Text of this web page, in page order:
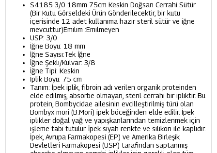
S4185 3/0 18mm 75cm Keskin Doğsan Cerrahi Sütür
(Bir Kutu Görseldeki Ürün Gönderilecektir, bir kutu
içerisinde 12 adet kullanıma hazır steril sütür ve iğne
mevcuttur)Emilim :Emilmeyen
USP: 3/0
İğne Boyu: 18 mm
İğne Sayısı:Tek İğne
İğne Şekli/Kulvar: 3/8
İğne Tipi: Keskin
İplik Boyu: 75 cm
Tanım: İpek iplik, fibroin adı verilen organik proteinden
elde edilmiş, absorbe olmayan, steril cerrahi bir ipliktir. Bu
protein, Bombycidae ailesinin evcilleştirilmiş türü olan
Bombyx mori (B.Mori) ipek böceğinden elde edilir. İpek
iplikler doğal yağ ve yapışkanlarından temizlenmek için
işleme tabi tutulur. İpek siyah renkte ve silikon ile kaplıdır.
İpek, Avrupa Farmakopesi (EP) ve Amerika Birleşik
Devletleri Farmakopesi (USP) tarafından saptanmış